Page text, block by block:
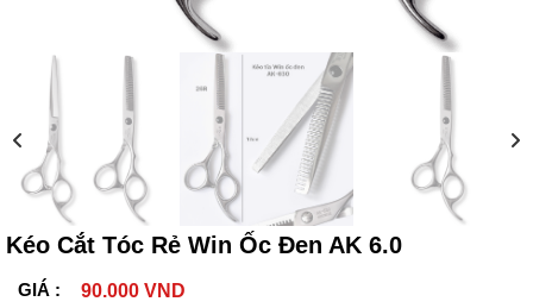
Kéo Cắt Tóc Rẻ Win Ốc Đen AK 6.0
GIÁ : 90.000 VND